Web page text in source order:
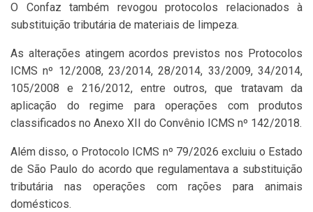
O Confaz também revogou protocolos relacionados à
substituição tributária de materiais de limpeza.
As alterações atingem acordos previstos nos Protocolos
ICMS nº 12/2008, 23/2014, 28/2014, 33/2009, 34/2014,
105/2008 e 216/2012, entre outros, que tratavam da
aplicação do regime para operações com produtos
classificados no Anexo XII do Convênio ICMS nº 142/2018.
Além disso, o Protocolo ICMS nº 79/2026 excluiu o Estado
de São Paulo do acordo que regulamentava a substituição
tributária nas operações com rações para animais
domésticos.